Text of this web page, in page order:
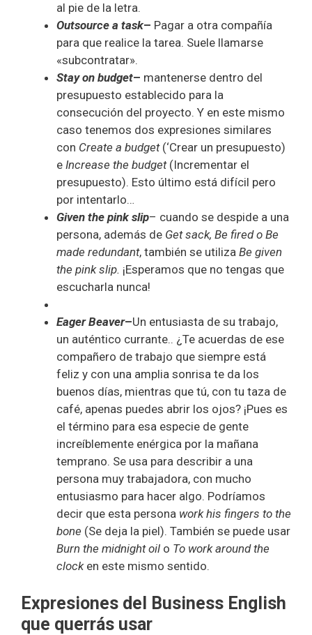
al pie de la letra.
Outsource a task– Pagar a otra compañía
para que realice la tarea. Suele llamarse
«subcontratar».
Stay on budget– mantenerse dentro del
presupuesto establecido para la
consecución del proyecto. Y en este mismo
caso tenemos dos expresiones similares
con Create a budget(‘Crear un presupuesto)
e Increase the budget (Incrementar el
presupuesto). Esto último está difícil pero
por intentarlo…
Given the pink slip– cuando se despide a una
persona, además de Get sack, Be fired o Be
made redundant, también se utiliza Be given
the pink slip. ¡Esperamos que no tengas que
escucharla nunca!
Eager Beaver–Un entusiasta de su trabajo,
un auténtico currante.. ¿Te acuerdas de ese
compañero de trabajo que siempre está
feliz y con una amplia sonrisa te da los
buenos días, mientras que tú, con tu taza de
café, apenas puedes abrir los ojos? ¡Pues es
el término para esa especie de gente
increíblemente enérgica por la mañana
temprano. Se usa para describir a una
persona muy trabajadora, con mucho
entusiasmo para hacer algo. Podríamos
decir que esta persona work his fingers to the
bone (Se deja la piel). También se puede usar
Burn the midnight oil o To work around the
clocken este mismo sentido.
Expresiones del Business English
que querrás usar